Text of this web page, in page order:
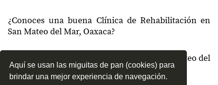
Aquí se usan las miguitas de pan (cookies) para
brindar una mejor experiencia de navegación.
¿Conoces una buena Clínica de Rehabilitación en
San Mateo del Mar, Oaxaca?
¿Qué tipo de tratamientos conoces en San Mateo del
Mar, Oaxaca?